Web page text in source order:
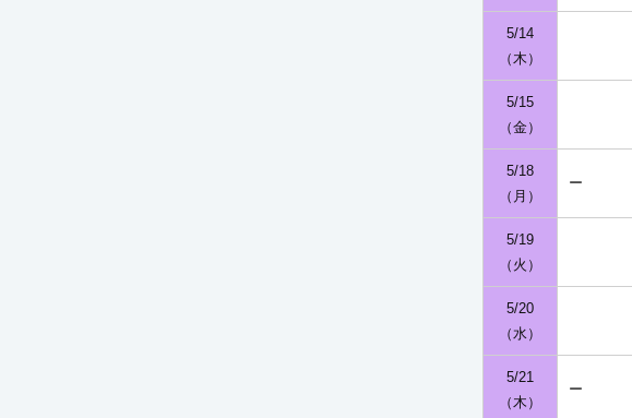
5/14
（木）
5/15
（金）
5/18
（月）
ー
5/19
（火）
5/20
（水）
5/21
（木）
ー